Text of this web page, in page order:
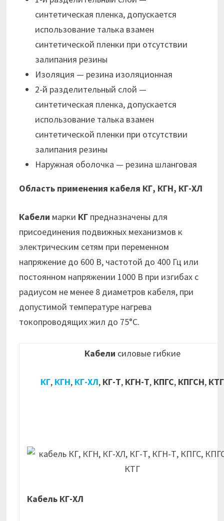
синтетическая пленка, допускается
использование талька взамен
синтетической пленки при отсутствии
залипания резины
Изоляция — резина изоляционная
2-й разделительный слой —
синтетическая пленка, допускается
использование талька взамен
синтетической пленки при отсутствии
залипания резины
Наружная оболочка — резина шланговая
Область применения кабеля КГ, КГН, КГ-ХЛ
Кабели марки КГ предназначены для
присоединения подвижных механизмов к
электрическим сетям при переменном
напряжение до 600 В, частотой до 400 Гц или
постоянном напряжении 1000 В при изгибах с
радиусом не менее 8 диаметров кабеля, при
допустимой температуре нагрева
токопроводящих жил до 75°С.
Кабели силовые гибкие
КГ, КГН, КГ-ХЛ, КГ-Т, КГН-Т, КПГС, КПГСН, КТГ
Кабель КГ-ХЛ